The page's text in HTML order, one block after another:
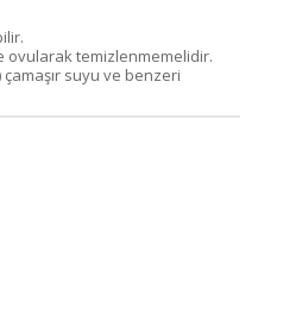
ovularak temizlenmemelidir.
suyu ve benzeri